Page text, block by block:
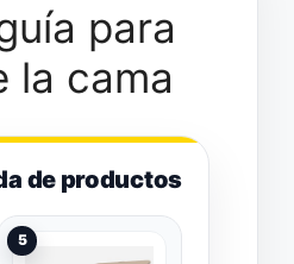
para
la cama
de productos
5